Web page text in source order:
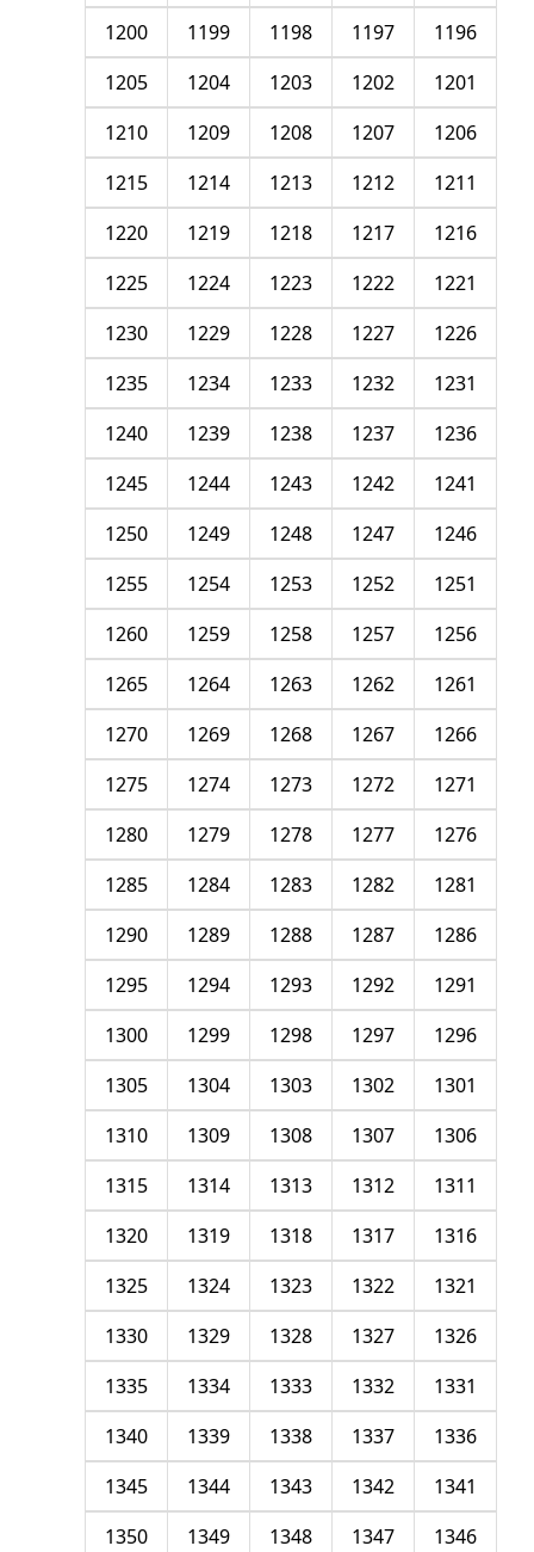
1196
1197
1198
1199
1200
1201
1202
1203
1204
1205
1206
1207
1208
1209
1210
1211
1212
1213
1214
1215
1216
1217
1218
1219
1220
1221
1222
1223
1224
1225
1226
1227
1228
1229
1230
1231
1232
1233
1234
1235
1236
1237
1238
1239
1240
1241
1242
1243
1244
1245
1246
1247
1248
1249
1250
1251
1252
1253
1254
1255
1256
1257
1258
1259
1260
1261
1262
1263
1264
1265
1266
1267
1268
1269
1270
1271
1272
1273
1274
1275
1276
1277
1278
1279
1280
1281
1282
1283
1284
1285
1286
1287
1288
1289
1290
1291
1292
1293
1294
1295
1296
1297
1298
1299
1300
1301
1302
1303
1304
1305
1306
1307
1308
1309
1310
1311
1312
1313
1314
1315
1316
1317
1318
1319
1320
1321
1322
1323
1324
1325
1326
1327
1328
1329
1330
1331
1332
1333
1334
1335
1336
1337
1338
1339
1340
1341
1342
1343
1344
1345
1346
1347
1348
1349
1350